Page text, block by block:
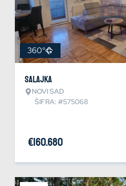
360°
Salajka
NOVI SAD
ŠIFRA: #575068
€160.680